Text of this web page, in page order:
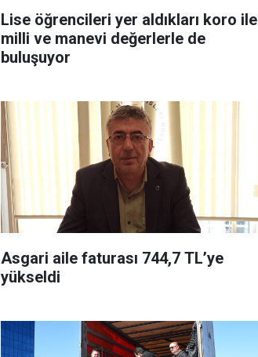
Lise öğrencileri yer aldıkları koro ile
milli ve manevi değerlerle de
buluşuyor
Asgari aile faturası 744,7 TL’ye
yükseldi